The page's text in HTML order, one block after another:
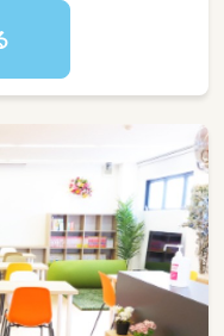
り対応
用素材の準備や後片付
わせて業務の幅を調
ランクのある方も安心